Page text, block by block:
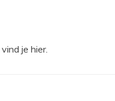
je hier.